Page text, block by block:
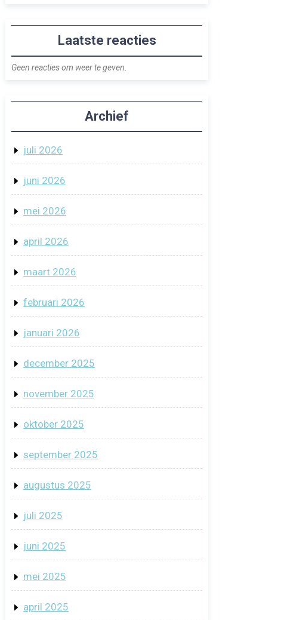
Laatste reacties
Geen reacties om weer te geven.
Archief
juli 2026
juni 2026
mei 2026
april 2026
maart 2026
februari 2026
januari 2026
december 2025
november 2025
oktober 2025
september 2025
augustus 2025
juli 2025
juni 2025
mei 2025
april 2025